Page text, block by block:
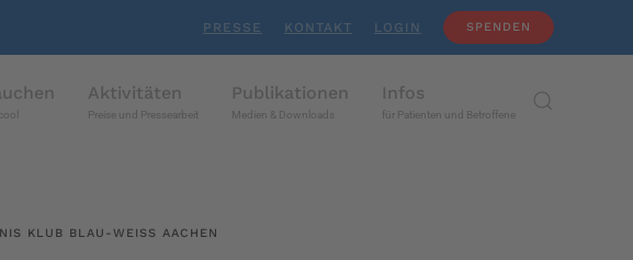
PRESSE KONTAKT LOGIN SPENDEN
Aktivitäten
Preise und Pressearbeit
Publikationen
Medien & Downloads
Infos
für Patienten und Betroffene
KLUB BLAU-WEISS AACHEN